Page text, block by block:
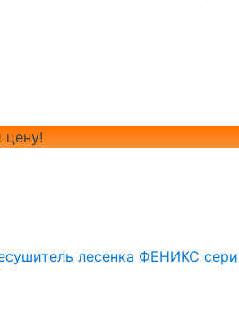
цену!